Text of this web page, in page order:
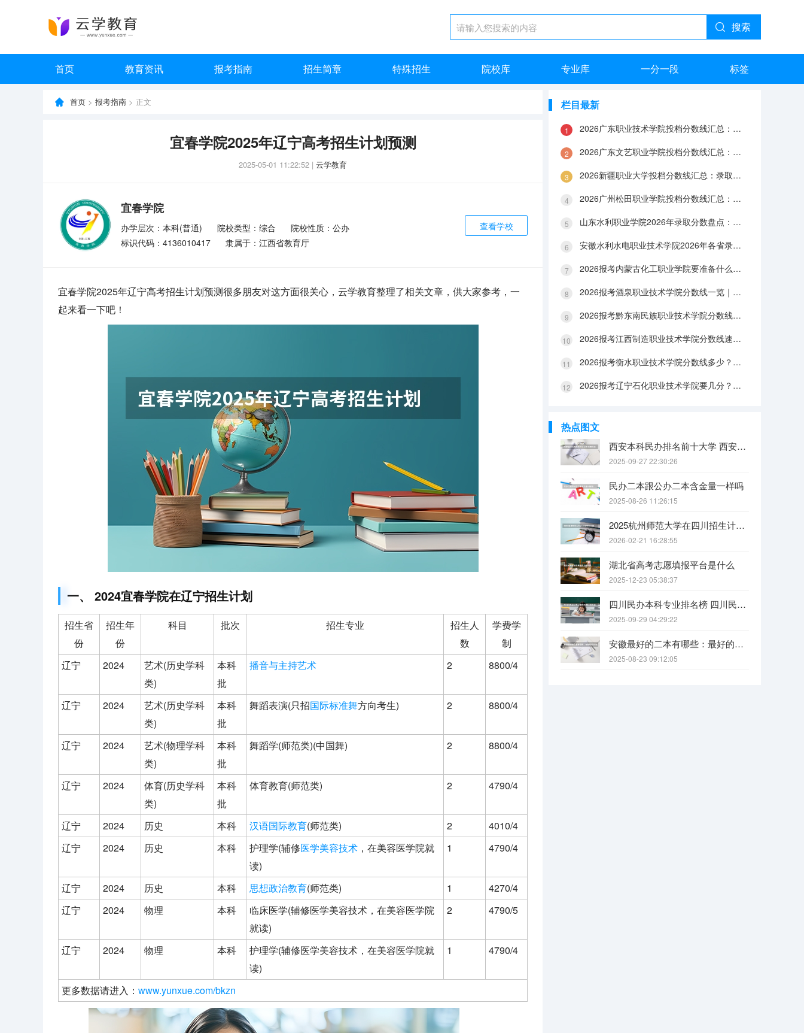
搜索
首页 教育资讯 报考指南 招生简章 特殊招生 院校库 专业库 一分一段 标签
首页 > 报考指南 > 正文
宜春学院2025年辽宁高考招生计划预测
2025-05-01 11:22:52 | 云学教育
宜春学院
办学层次：本科(普通) 院校类型：综合
院校性质：公办
标识代码：4136010417
隶属于：江西省教育厅
查看学校
宜春学院2025年辽宁高考招生计划预测很多朋友对这方面很关心，云学教育整理了相关文章，供大家参考，一
起来看一下吧！
一、 2024宜春学院在辽宁招生计划
招生省
份
招生年
份
科目 批次 招生专业
招生人
数
学费学
制
辽宁
2024
艺术(历史学科
类)
本科
批
播音与主持艺术 2 8800/4
辽宁 2024
艺术(历史学科
类)
本科
批
舞蹈表演(只招国际标准舞方向考生) 2 8800/4
辽宁 2024
艺术(物理学科
类)
本科
批
舞蹈学(师范类)(中国舞) 2 8800/4
辽宁 2024
体育(历史学科
类)
本科
批
体育教育(师范类) 2 4790/4
辽宁 2024 历史 本科 汉语国际教育(师范类) 2
4010/4
辽宁
2024 历史 本科 护理学(辅修医学美容技术 ，在美容医学院就
读)
1 4790/4
辽宁 2024 历史 本科 思想政治教育(师范类) 1
4270/4
辽宁
2024 物理 本科
临床医学(辅修医学美容技术，在美容医学院
就读)
2 4790/5
辽宁 2024 物理 本科
护理学(辅修医学美容技术，在美容医学院就
读)
1 4790/4
更多数据请进入： www.yunxue.com/bkzn
栏目最新
2026广东职业技术学院投档分数线汇总：录取分数、报到与就业数据
2026广东文艺职业学院投档分数线汇总：录取分数、报到与就业数据
2026新疆职业大学投档分数线汇总：录取分数、报到与就业数据
2026广州松田职业学院投档分数线汇总：录取分数、报到与就业数据
山东水利职业学院2026年录取分数盘点：宿舍、费用、就业与FAQ
安徽水利水电职业技术学院2026年各省录取分数：报到手续、费用与就业数据
2026报考内蒙古化工职业学院要准备什么？分数线与入学全攻略
2026报考酒泉职业技术学院分数线一览｜手续办理与FAQ解答
2026报考黔东南民族职业技术学院分数线参考｜生活条件与入学流程
2026报考江西制造职业技术学院分数线速查｜生活成本与FAQ解答
2026报考衡水职业技术学院分数线多少？附报到流程与生活指南
2026报考辽宁石化职业技术学院要几分？分数线与生活成本详解
热点图文
西安本科民办排名前十大学 西安民办本科院校排名
2025-09-27 22:30:26
民办二本跟公办二本含金量一样吗
2025-08-26 11:26:15
2025杭州师范大学在四川招生计划是什么（2026参考）
2026-02-21 16:28:55
湖北省高考志愿填报平台是什么
2025-12-23 05:38:37
四川民办本科专业排名榜 四川民办本科院校排名
2025-09-29 04:29:22
安徽最好的二本有哪些：最好的民办本科，最好的公办二本大学
2025-08-23 09:12:05